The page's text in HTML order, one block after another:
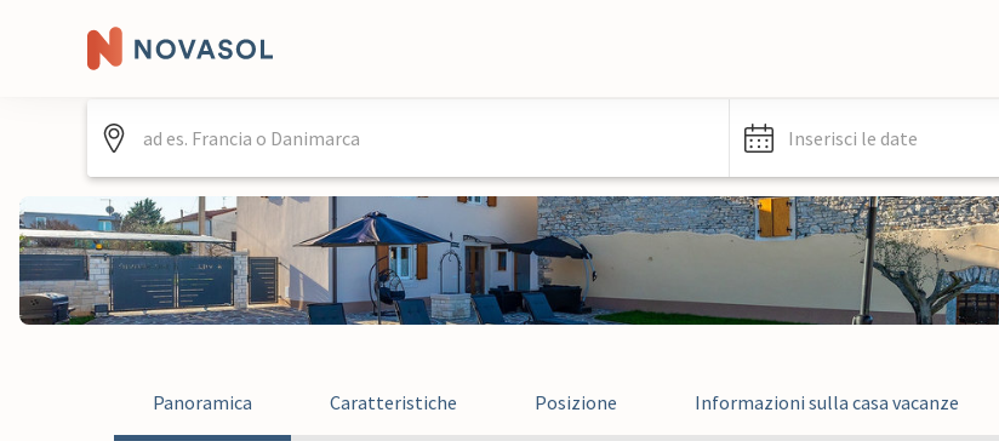
Inserisci le date
Panoramica Caratteristiche Posizione Informazioni sulla casa vacanze